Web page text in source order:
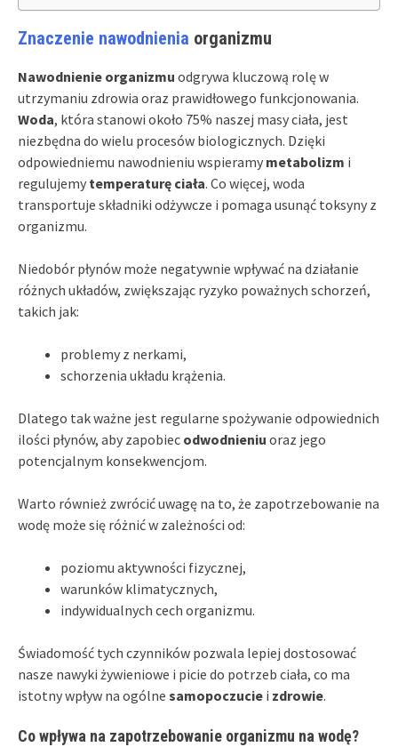
Znaczenie nawodnienia organizmu
Nawodnienie organizmu odgrywa kluczową rolę w
utrzymaniu zdrowia oraz prawidłowego funkcjonowania.
Woda, która stanowi około 75% naszej masy ciała, jest
niezbędna do wielu procesów biologicznych. Dzięki
odpowiedniemu nawodnieniu wspieramy metabolizm i
regulujemy temperaturę ciała. Co więcej, woda
transportuje składniki odżywcze i pomaga usunąć toksyny z
organizmu.
Niedobór płynów może negatywnie wpływać na działanie
różnych układów, zwiększając ryzyko poważnych schorzeń,
takich jak:
problemy z nerkami,
schorzenia układu krążenia.
Dlatego tak ważne jest regularne spożywanie odpowiednich
ilości płynów, aby zapobiec odwodnieniu oraz jego
potencjalnym konsekwencjom.
Warto również zwrócić uwagę na to, że zapotrzebowanie na
wodę może się różnić w zależności od:
poziomu aktywności fizycznej,
warunków klimatycznych,
indywidualnych cech organizmu.
Świadomość tych czynników pozwala lepiej dostosować
nasze nawyki żywieniowe i picie do potrzeb ciała, co ma
istotny wpływ na ogólne samopoczucie i zdrowie.
Co wpływa na zapotrzebowanie organizmu na wodę?